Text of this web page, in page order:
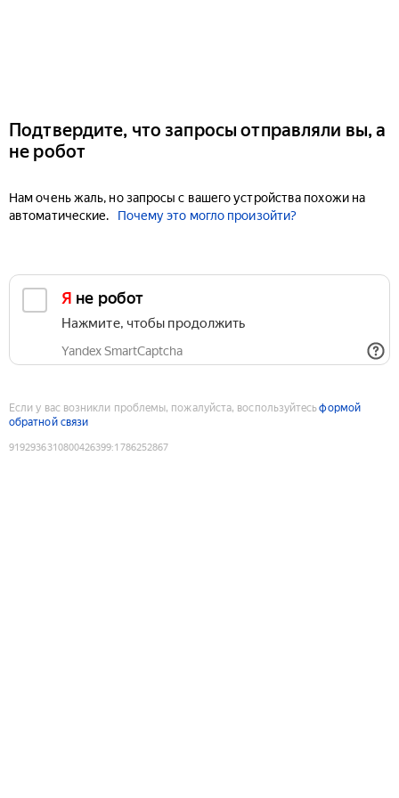
Подтвердите, что запросы отправляли вы, а
не робот
Нам очень жаль, но запросы с вашего устройства похожи на
автоматические.
Почему это могло произойти?
Я не робот
Нажмите, чтобы продолжить
Yandex SmartCaptcha
Если у вас возникли проблемы, пожалуйста, воспользуйтесьформой
обратной связи
9192936310800426399:1786252867